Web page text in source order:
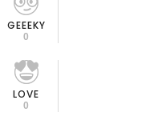
GEEEKY
0
LOVE
0